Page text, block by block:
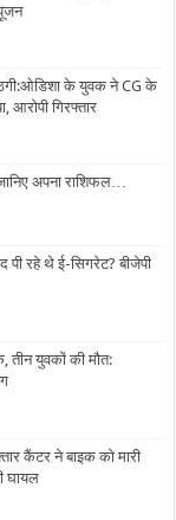
के युवक ने CG के
आरोपी गिरफ्तार
अपना राशिफल…
रहे थे ई-सिगरेट? बीजेपी
युवकों की मौत:
कैंटर ने बाइक को मारी
घायल